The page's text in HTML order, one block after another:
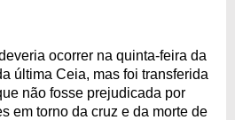
ocorrer na quinta-feira da
última Ceia, mas foi transferida
não fosse prejudicada por
em torno da cruz e da morte de